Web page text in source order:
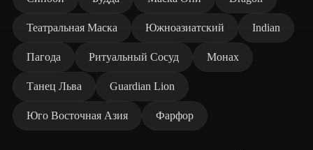
Театральная Маска Южноазиатский Indian
Пагода Ритуальный Сосуд Монах
Танец Льва Guardian Lion
Юго Восточная Азия Фарфор